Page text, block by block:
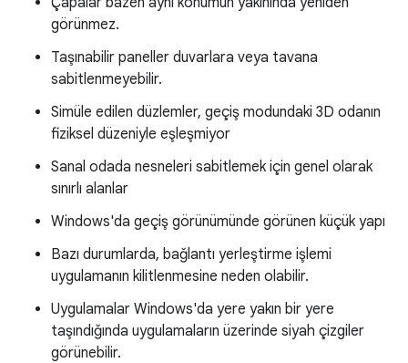
görünmez.
Taşınabilir paneller duvarlara veya tavana
sabitlenmeyebilir.
Simüle edilen düzlemler, geçiş modundaki 3D odanın
fiziksel düzeniyle eşleşmiyor
Sanal odada nesneleri sabitlemek için genel olarak
sınırlı alanlar
Windows'da geçiş görünümünde görünen küçük yapı
Bazı durumlarda, bağlantı yerleştirme işlemi
uygulamanın kilitlenmesine neden olabilir.
Uygulamalar Windows'da yere yakın bir yere
taşındığında uygulamaların üzerinde siyah çizgiler
görünebilir.